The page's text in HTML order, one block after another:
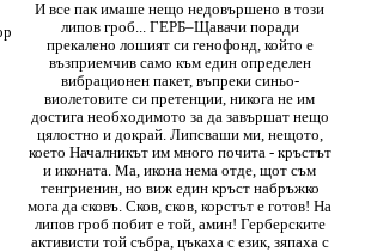
И все пак имаше нещо недовършено в този
липов гроб... ГЕРБ–Щавачи поради
прекалено лошият си генофонд, който е
възприемчив само към един определен
вибрационен пакет, въпреки синьо-
виолетовите си претенции, никога не им
достига необходимото за да завършат нещо
цялостно и докрай. Липсваши ми, нещото,
което Началникът им много почита - кръстът
и иконата. Ма, икона нема отде, щот съм
тенгриенин, но виж един кръст набръжко
мога да сковъ. Сков, сков, корстът е готов! На
липов гроб побит е той, амин! Герберските
активисти той събра, цъкаха с език, зяпаха с